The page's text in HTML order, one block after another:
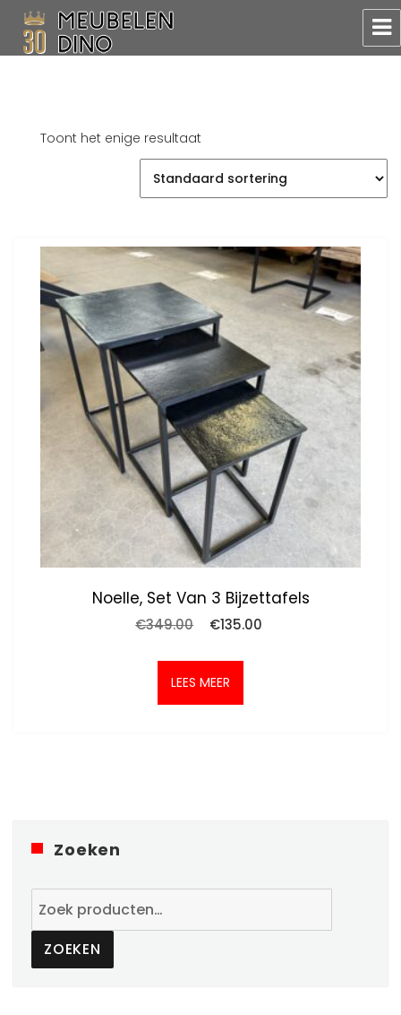
Toont het enige resultaat
Noelle, Set Van 3 Bijzettafels
€349.00
Oorspronkelijke
was:
€349.00.
€135.00
LEES MEER
Zoeken
naar:
ZOEKEN